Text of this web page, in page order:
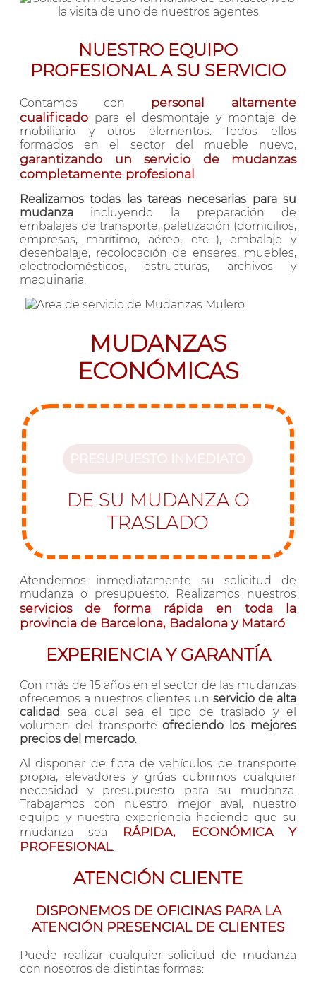
NUESTRO EQUIPO
PROFESIONAL A SU SERVICIO
Contamos con personal altamente
cualificado para el desmontaje y montaje de
mobiliario y otros elementos. Todos ellos
formados en el sector del mueble nuevo,
garantizando un servicio de mudanzas
completamente profesional
Realizamos todas las tareas necesarias para su
mudanza incluyendo la preparación de
embalajes de transporte, paletización (domicilios,
empresas, marítimo, aéreo, etc…), embalaje y
desenbalaje, recolocación de enseres, muebles,
electrodomésticos, estructuras, archivos y
maquinaria.
MUDANZAS
ECONÓMICAS
DE SU MUDANZA O
TRASLADO
Atendemos inmediatamente su solicitud de
mudanza o presupuesto. Realizamos nuestros
servicios de forma rápida en toda la
provincia de Barcelona, Badalona y Mataró
EXPERIENCIA Y GARANTÍA
Con más de 15 años en el sector de las mudanzas
ofrecemos a nuestros clientes un servicio de alta
calidad
sea cual sea el tipo de traslado y el
volumen del transporteofreciendo los mejores
precios del mercado.
Al disponer de flota de vehículos de transporte
propia, elevadores y grúas cubrimos cualquier
necesidad y presupuesto para su mudanza.
Trabajamos con nuestro mejor aval, nuestro
equipo y nuestra experiencia haciendo que su
mudanza sea
RÁPIDA, ECONÓMICA Y
PROFESIONAL.
ATENCIÓN CLIENTE
DISPONEMOS DE OFICINAS PARA LA
ATENCIÓN PRESENCIAL DE CLIENTES
Puede realizar cualquier solicitud de mudanza
con nosotros de distintas formas: